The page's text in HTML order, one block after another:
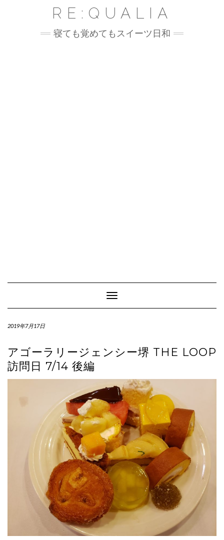
RE:QUALIA
寝ても覚めてもスイーツ日和
Toggle Navigation
2019年7月17日
アゴーラリージェンシー堺 THE LOOP
訪問日 7/14 後編